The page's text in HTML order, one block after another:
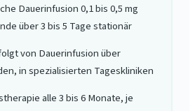
Dauerinfusion 0,1 bis 0,5 mg
über 3 bis 5 Tage stationär
von Dauerinfusion über
in spezialisierten Tageskliniken
alle 3 bis 6 Monate, je